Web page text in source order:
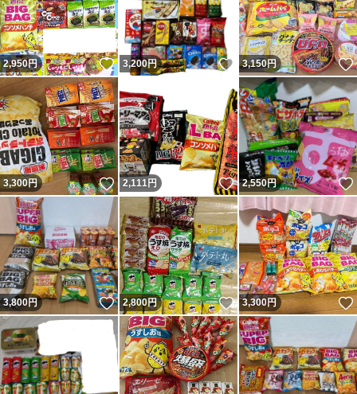
2,950円 いいね！
3,200円 いいね！
3,150円
3,300円 いいね！
2,111円 いいね！
2,550円
3,800円 いいね！
2,800円 いいね！
3,300円